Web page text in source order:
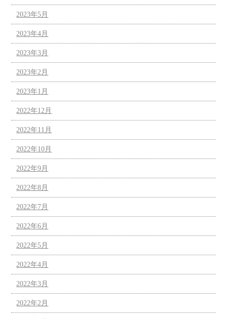
2023年5月
2023年4月
2023年3月
2023年2月
2023年1月
2022年12月
2022年11月
2022年10月
2022年9月
2022年8月
2022年7月
2022年6月
2022年5月
2022年4月
2022年3月
2022年2月